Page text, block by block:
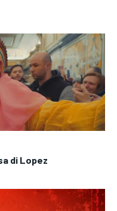
di Lopez